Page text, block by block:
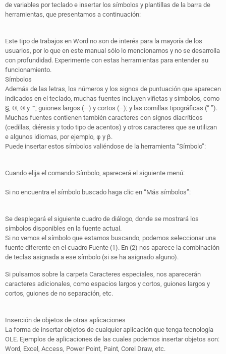
de variables por teclado e insertar los símbolos y plantillas de la barra de
herramientas, que presentamos a continuación:
Este tipo de trabajos en Word no son de interés para la mayoría de los
usuarios, por lo que en este manual sólo lo mencionamos y no se desarrolla
con profundidad. Experimente con estas herramientas para entender su
funcionamiento.
Símbolos
Además de las letras, los números y los signos de puntuación que aparecen
indicados en el teclado, muchas fuentes incluyen viñetas y símbolos, como
§, ©, ® y ™; guiones largos (—) y cortos (–); y las comillas tipográficas (“ ”).
Muchas fuentes contienen también caracteres con signos diacríticos
(cedillas, diéresis y todo tipo de acentos) y otros caracteres que se utilizan
e algunos idiomas, por ejemplo, φ y β.
Puede insertar estos símbolos valiéndose de la herramienta “Símbolo”:
Cuando elija el comando Símbolo, aparecerá el siguiente menú:
Si no encuentra el símbolo buscado haga clic en “Más símbolos”:
Se desplegará el siguiente cuadro de diálogo, donde se mostrará los
símbolos disponibles en la fuente actual.
Si no vemos el símbolo que estamos buscando, podemos seleccionar una
fuente diferente en el cuadro Fuente (1). En (2) nos aparece la combinación
de teclas asignada a ese símbolo (si se ha asignado alguno).
Si pulsamos sobre la carpeta Caracteres especiales, nos aparecerán
caracteres adicionales, como espacios largos y cortos, guiones largos y
cortos, guiones de no separación, etc.
Inserción de objetos de otras aplicaciones
La forma de insertar objetos de cualquier aplicación que tenga tecnología
OLE. Ejemplos de aplicaciones de las cuales podemos insertar objetos son:
Word, Excel, Access, Power Point, Paint, Corel Draw, etc.